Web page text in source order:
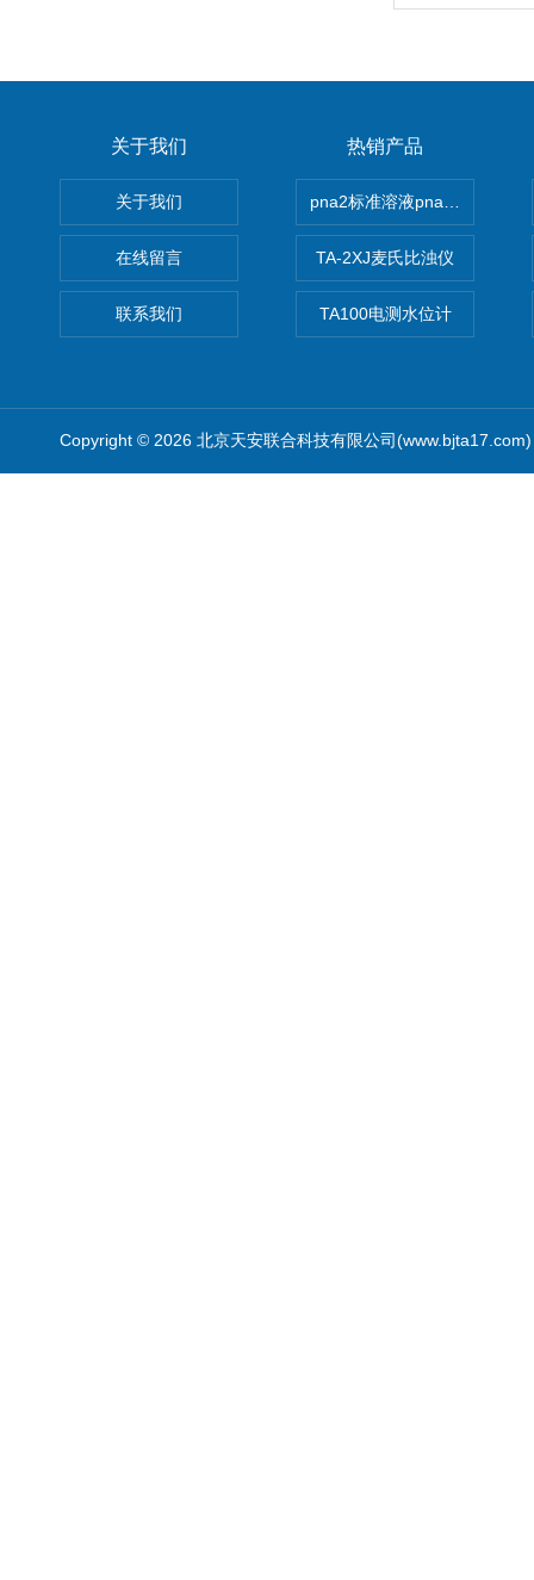
关于我们
关于我们
在线留言
联系我们
热销产品
pna2标准溶液pna3 pna4
TA-2XJ麦氏比浊仪
TA100电测水位计
Copyright © 2026 北京天安联合科技有限公司